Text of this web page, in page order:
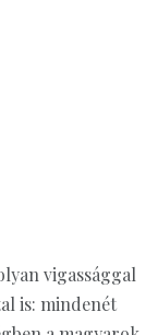
vigassággal
is: mindenét